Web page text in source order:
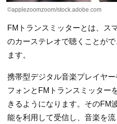
©applezoomzoom/stock.adobe.com
FMトランスミッターとは、ス
のカーステレオで聴くことが
ます。
携帯型デジタル音楽プレイヤ
フォンとFMトランスミッター
きるようになります。そのFM
能を利用して受信し、音楽を流